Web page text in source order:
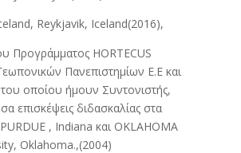
Reykjavik, Iceland(2016),
Προγράμματος HORTECUS
Πανεπιστημίων Ε.Ε και
οποίου ήμουν Συντονιστής,
επισκέψεις διδασκαλίας στα
, Indiana και OKLAHOMA
Oklahoma.,(2004)